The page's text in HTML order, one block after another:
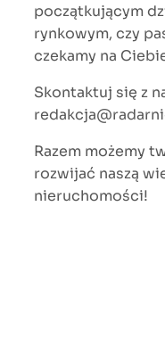
początkującym
rynkowym, czy
czekamy na
Skontaktuj się z
Razem możemy
rozwijać naszą
nieruchomości!